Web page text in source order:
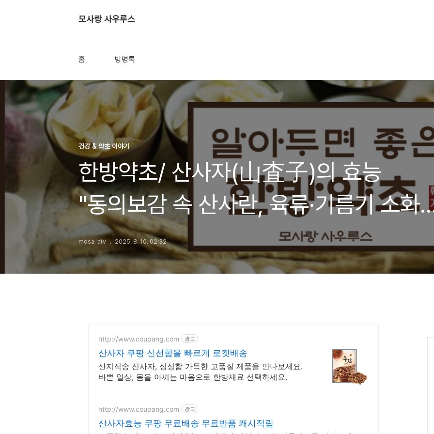
모사랑 사우루스
홈 방명록
건강 & 약초 이야기
한방약초/ 산사자(山査子)의 효능
"동의보감 속 산사란, 육류·기름기 소화
도움, 혈액순환 개선, 어혈 제거" 약초추
mosa-atv 2025. 8. 10. 02:32
http://www.coupang.com 광고
산사자 쿠팡 신선함을 빠르게 로켓배송
산지직송 산사자, 싱싱함 가득한 고품질 제품을 만나보세요.
바쁜 일상, 몸을 아끼는 마음으로 한방재료 선택하세요.
http://www.coupang.com 광고
산사자효능 쿠팡 무료배송 무료반품 캐시적립